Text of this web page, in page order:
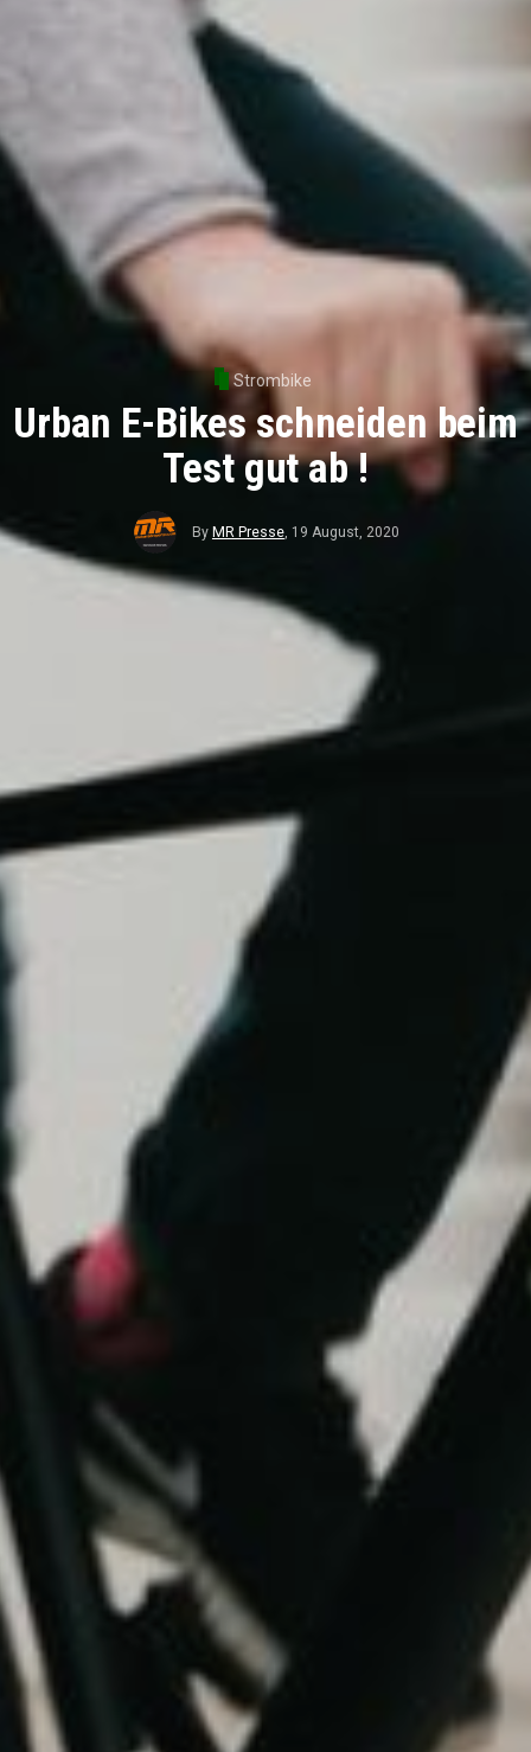
Strombike
Urban E-Bikes schneiden beim
Test gut ab !
By MR Presse, 19 August, 2020